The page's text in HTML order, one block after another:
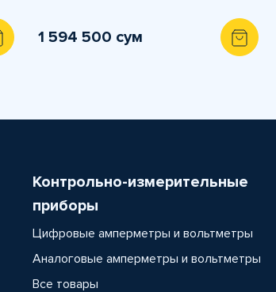
1 594 500 сум
Контрольно-измерительные
приборы
Цифровые амперметры и вольтметры
Аналоговые амперметры и вольтметры
Все товары